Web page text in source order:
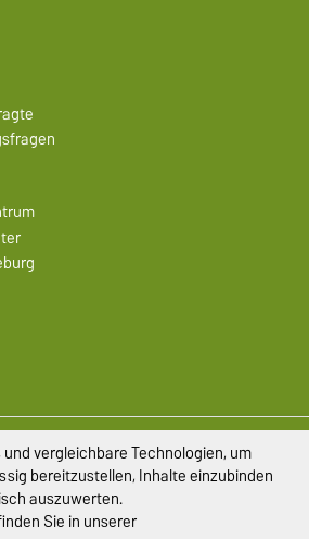
Impressum
Datenschutz
Barrierefreiheit
vergleichbare Technologien, um
bereitzustellen, Inhalte einzubinden
auszuwerten.
Sie in unserer